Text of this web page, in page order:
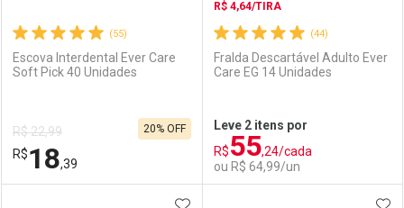
Comprar sem Desconto
Por R$ 91,99/cada
Comprar sem Desconto
Por R$ 91,99/cada
Comprar sem Desconto
Por R$ 18,91/cada
Comprar sem Desconto
Por R$ 18,91/cada
(55)
Escova Interdental Ever Care
Soft Pick 40 Unidades
R$ 22,99
R$18,39
20% OFF
(44)
R$ 4,64/TIRA
Fralda Descartável Adulto Ever
Care EG 14 Unidades
Leve 2 itens por
R$55,24/cada
ou R$ 64,99/un
ADICIONAR AOS FAVORITOS